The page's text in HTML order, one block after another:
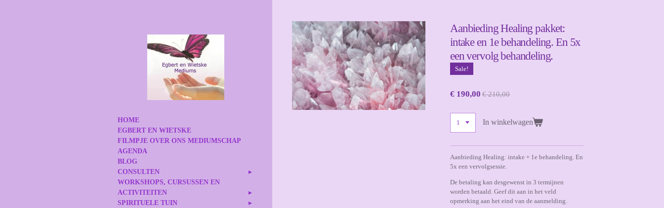
Aanbieding Healing pakket:
intake en 1e behandeling. En 5x
een vervolg behandeling.
Sale!
€ 190,00 € 210,00
In winkelwagen
Aanbieding Healing: intake + 1e behandeling. En
5x een vervolgsessie.
De betaling kan desgewenst in 3 termijnen
worden betaald. Geef dit aan in het veld
opmerking aan het eind van de aanmelding.
HOME
EGBERT EN WIETSKE
FILMPJE OVER ONS MEDIUMSCHAP
AGENDA
BLOG
CONSULTEN
WORKSHOPS, CURSUSSEN EN
ACTIVITEITEN
SPIRITUELE TUIN